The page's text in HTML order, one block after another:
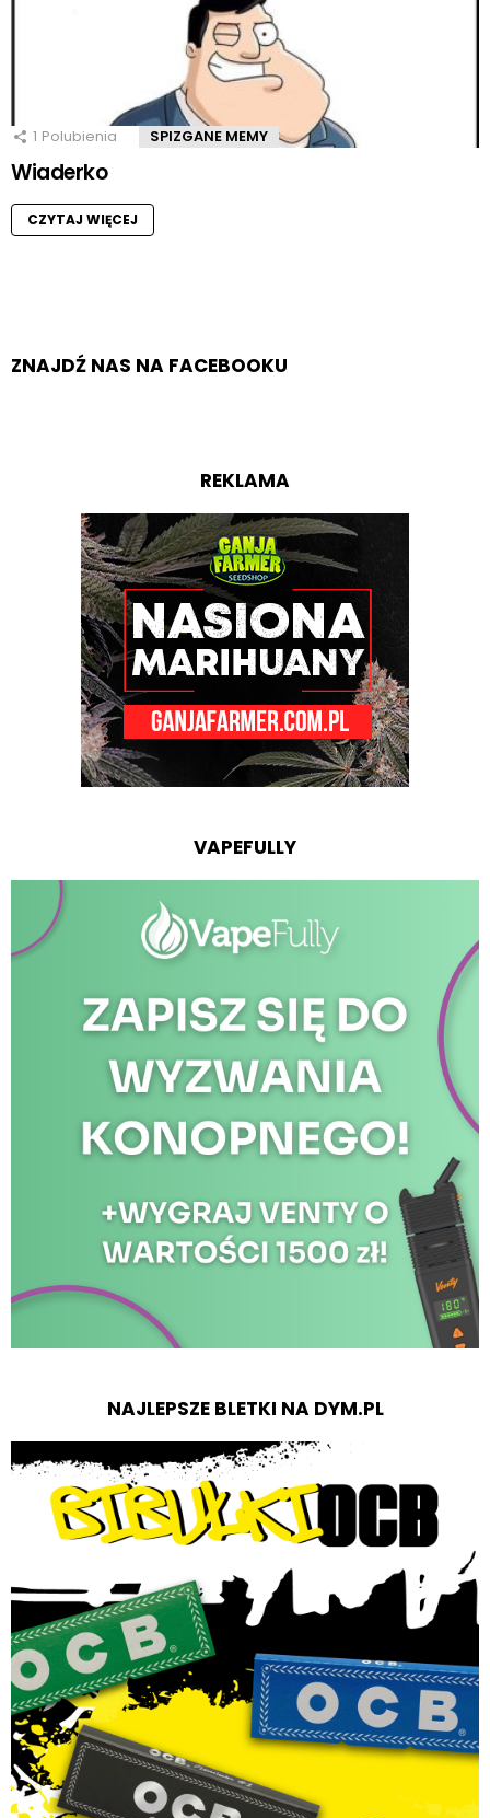
1 Polubienia SPIZGANE MEMY
Wiaderko
CZYTAJ WIĘCEJ
ZNAJDŹ NAS NA FACEBOOKU
REKLAMA
VAPEFULLY
NAJLEPSZE BLETKI NA DYM.PL